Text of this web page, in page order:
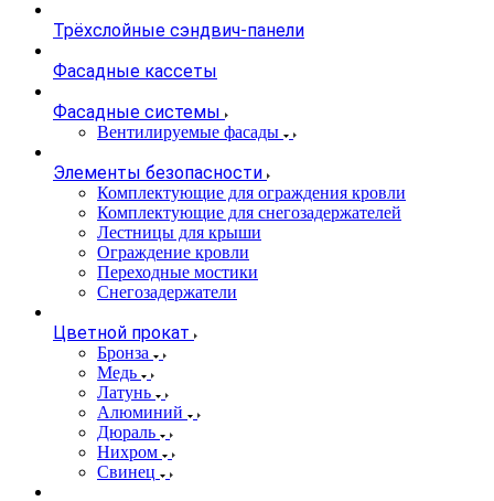
Трёхслойные сэндвич-панели
Фасадные кассеты
Фасадные системы
Вентилируемые фасады
Элементы безопасности
Комплектующие для ограждения кровли
Комплектующие для снегозадержателей
Лестницы для крыши
Ограждение кровли
Переходные мостики
Снегозадержатели
Цветной прокат
Бронза
Медь
Латунь
Алюминий
Дюраль
Нихром
Свинец